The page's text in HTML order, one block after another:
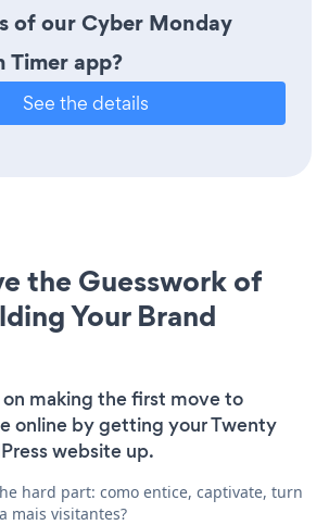
of our Cyber Monday
app?
See the details
the Guesswork of
Your Brand
making the first move to
online by getting your Twenty
website up.
hard part: como entice, captivate, turn
mais visitantes?